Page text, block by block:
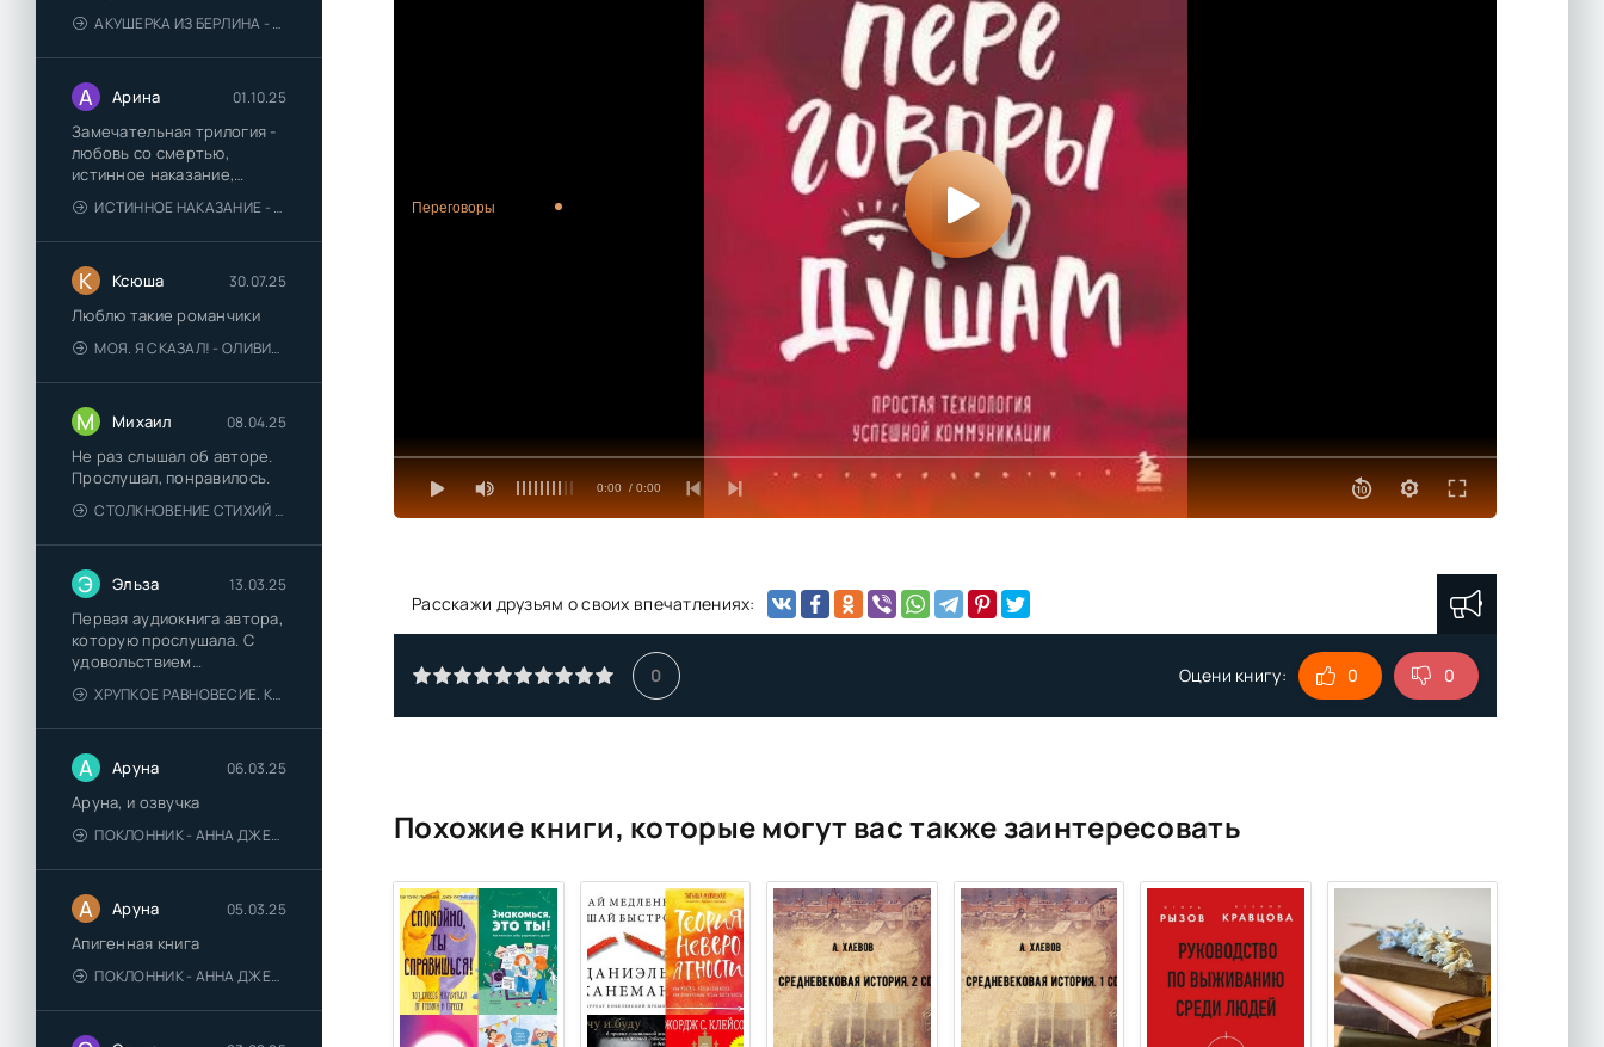
АКУШЕРКА ИЗ БЕРЛИНА - АННА СТЮАРТ
А Арина 01.10.25
Замечательная трилогия -
любовь со смертью,
истинное наказание,
любимая для монстра -
понравились
ИСТИННОЕ НАКАЗАНИЕ - ОЛЬГА ГУСЕЙНОВА
К Ксюша 30.07.25
Люблю такие романчики
МОЯ. Я СКАЗАЛ! - ОЛИВИЯ ЛЕЙК
М Михаил 08.04.25
Не раз слышал об авторе.
Прослушал, понравилось.
СТОЛКНОВЕНИЕ СТИХИЙ - ВАЛЕРИЙ ГУМИНСКИЙ
Э Эльза 13.03.25
Первая аудиокнига автора,
которую прослушала. С
удовольствием
познакомлюсь и с другими.
ХРУПКОЕ РАВНОВЕСИЕ. КНИГА 1 - АНА ШЕРРИ
А Аруна 06.03.25
Аруна, и озвучка
ПОКЛОННИК - АННА ДЖЕЙН
А Аруна 05.03.25
Апигенная книга
ПОКЛОННИК - АННА ДЖЕЙН
0:00 / 0:00
Переговоры
Расскажи друзьям о своих впечатлениях:
0 Оцени книгу: 0 0
Похожие книги, которые могут вас также заинтересовать